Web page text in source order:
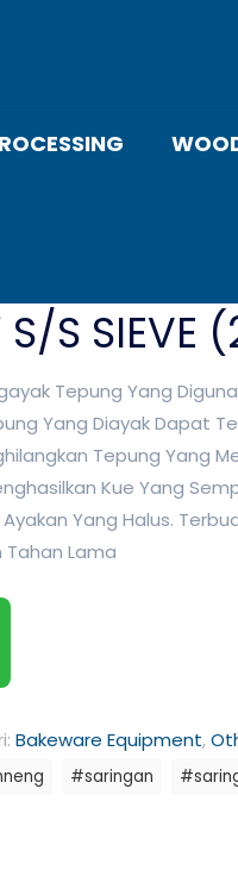
S SIEVE
Tepung Yang
Yang Diayak Dapat
Tepung Yang
Kue Yang
Yang Halus.
Tahan Lama
Bakeware Equipment,
#saringan